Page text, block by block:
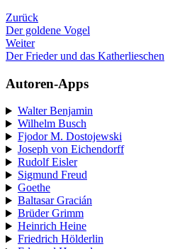
Zurück
Der goldene Vogel
Weiter
Der Frieder und das Katherlieschen
Autoren-Apps
Walter Benjamin
Wilhelm Busch
Fjodor M. Dostojewski
Joseph von Eichendorff
Rudolf Eisler
Sigmund Freud
Goethe
Baltasar Gracián
Brüder Grimm
Heinrich Heine
Friedrich Hölderlin